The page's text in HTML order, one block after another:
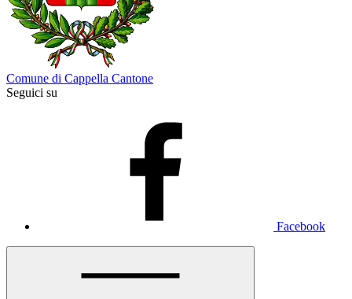
Comune di Cappella Cantone
Seguici su
Facebook